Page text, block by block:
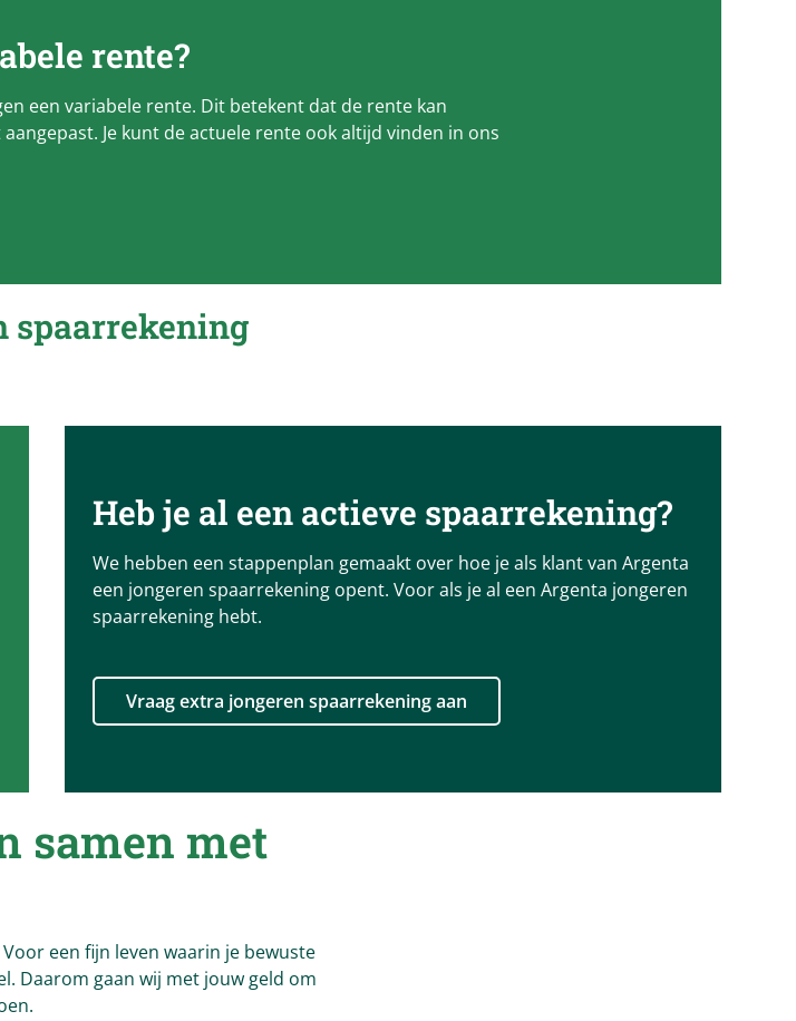
rente?
een variabele rente. Dit betekent dat de rente kan
Je kunt de actuele rente ook altijd vinden in ons
spaarrekening
Heb je al een actieve spaarrekening?​
We hebben een stappenplan gemaakt over hoe je als klant van Argenta
een jongeren spaarrekening opent. Voor als je al een Argenta jongeren
spaarrekening hebt.
Vraag extra jongeren spaarrekening aan
samen met
een fijn leven waarin je bewuste
Daarom gaan wij met jouw geld om